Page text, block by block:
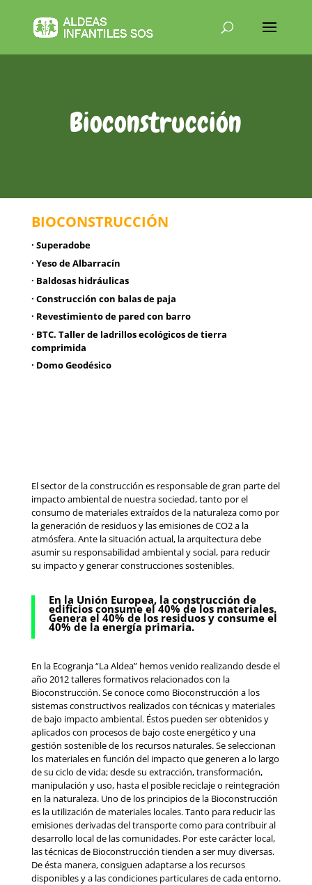
Bioconstrucción
BIOCONSTRUCCIÓN
· Superadobe
· Yeso de Albarracín
· Baldosas hidráulicas
· Construcción con balas de paja
· Revestimiento de pared con barro
· BTC. Taller de ladrillos ecológicos de tierra
comprimida
· Domo Geodésico
El sector de la construcción es responsable de gran parte del
impacto ambiental de nuestra sociedad, tanto por el
consumo de materiales extraídos de la naturaleza como por
la generación de residuos y las emisiones de CO2 a la
atmósfera. Ante la situación actual, la arquitectura debe
asumir su responsabilidad ambiental y social, para reducir
su impacto y generar construcciones sostenibles.
En la Unión Europea, la construcción de
edificios consume el 40% de los materiales.
Genera el 40% de los residuos y consume el
40% de la energía primaria.
En la Ecogranja “La Aldea” hemos venido realizando desde el
año 2012 talleres formativos relacionados con la
Bioconstrucción. Se conoce como Bioconstrucción a los
sistemas constructivos realizados con técnicas y materiales
de bajo impacto ambiental. Éstos pueden ser obtenidos y
aplicados con procesos de bajo coste energético y una
gestión sostenible de los recursos naturales. Se seleccionan
los materiales en función del impacto que generen a lo largo
de su ciclo de vida; desde su extracción, transformación,
manipulación y uso, hasta el posible reciclaje o reintegración
en la naturaleza. Uno de los principios de la Bioconstrucción
es la utilización de materiales locales. Tanto para reducir las
emisiones derivadas del transporte como para contribuir al
desarrollo local de las comunidades. Por este carácter local,
las técnicas de Bioconstrucción tienden a ser muy diversas.
De ésta manera, consiguen adaptarse a los recursos
disponibles y a las condiciones particulares de cada entorno.